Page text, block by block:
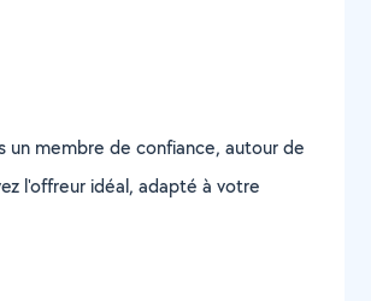
un membre de confiance, autour de
l'offreur idéal, adapté à votre